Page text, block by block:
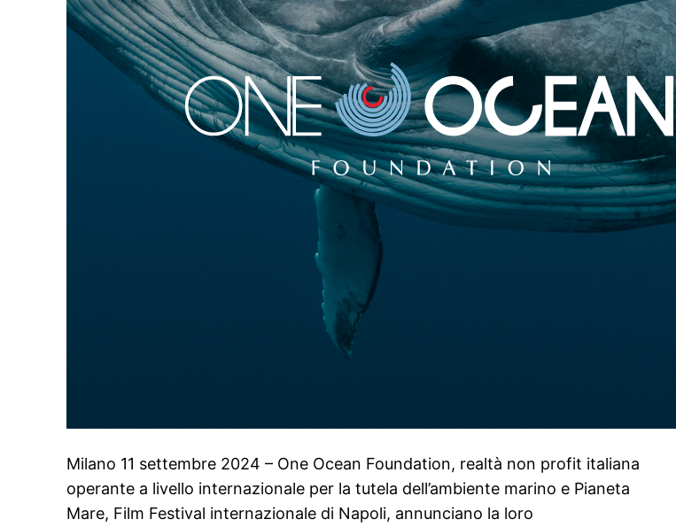
Milano 11 settembre 2024 – One Ocean Foundation, realtà non profit italiana
operante a livello internazionale per la tutela dell’ambiente marino e Pianeta
Mare, Film Festival internazionale di Napoli, annunciano la loro